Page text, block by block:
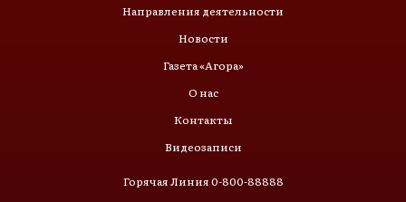
Направления деятельности
Новости
Газета «Агора»
О нас
Контакты
Видеозаписи
Горячая Линия 0-800-88888